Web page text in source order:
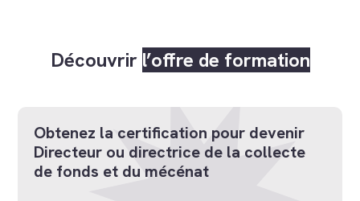
Découvrir l’offre de formation
Obtenez la certification pour devenir
Directeur ou directrice de la collecte
de fonds et du mécénat